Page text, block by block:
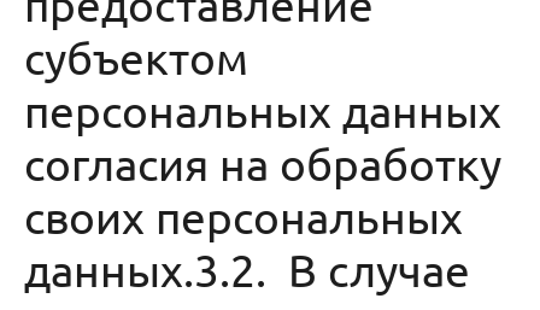
субъектом
персональных данных
согласия на обработку
своих персональных
данных.3.2. В случае